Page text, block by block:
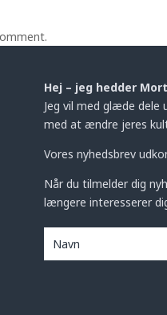
Hej – jeg hedder
Jeg vil med glæde dele
med at ændre jeres
Vores nyhedsbrev
Når du tilmelder dig
længere interesserer